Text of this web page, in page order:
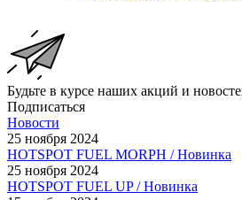
Будьте в курсе наших акций и
Подписаться
Новости
25 ноября 2024
HOTSPOT FUEL MORPH / Новинка
25 ноября 2024
HOTSPOT FUEL UP / Новинка